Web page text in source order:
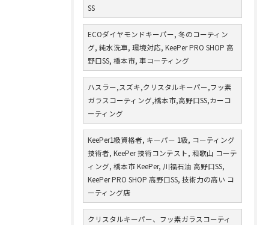
SS
ECOダイヤモンドキーパー, 冬のコーティン
グ, 純水洗車, 環境対応, KeePer PRO SHOP 高
野口SS, 橋本市, 車コーティング
ハスラー,スズキ,クリスタルキーパー,フッ素
ガラスコーティング,橋本市,高野口SS,カーコ
ーティング
KeePer1級資格者, キーパー 1級, コーティング
技術者, KeePer 技術コンテスト, 和歌山 コーテ
ィング, 橋本市 KeePer, 川福石油 高野口SS,
KeePer PRO SHOP 高野口SS, 技術力の高い コ
ーティング店
クリスタルキーパー、フッ素ガラスコーティ